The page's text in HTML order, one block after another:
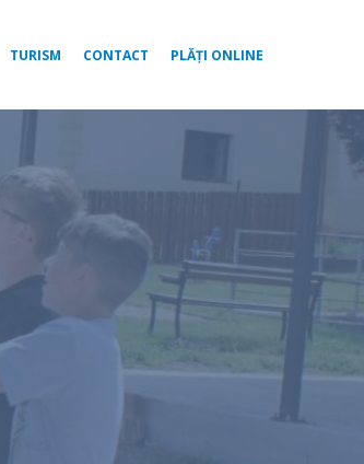
TURISM CONTACT PLĂȚI ONLINE